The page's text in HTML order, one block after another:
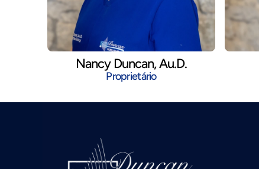
Nancy Duncan, Au.D.
Proprietário